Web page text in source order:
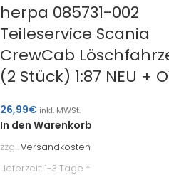
herpa 085731-002
Teileservice Scania
CrewCab
(2 Stück) 1:87 NEU +
26,99€ inkl. MWSt.
In den Warenkorb
zzgl.Versandkosten
Lieferzeit: 1-3 Tage *